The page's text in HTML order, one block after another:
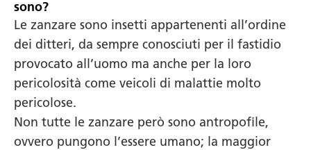
sono?
Le zanzare sono insetti appartenenti all’ordine
dei ditteri, da sempre conosciuti per il fastidio
provocato all’uomo ma anche per la loro
pericolosità come veicoli di malattie molto
pericolose.
Non tutte le zanzare però sono antropofile,
ovvero pungono l’essere umano; la maggior